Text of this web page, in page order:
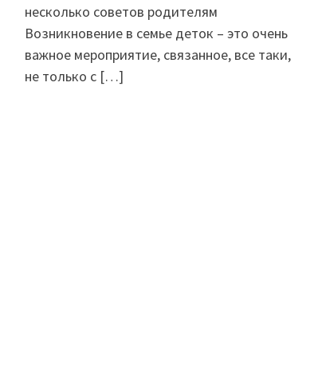
несколько советов родителям
Возникновение в семье деток – это очень
важное мероприятие, связанное, все таки,
не только с […]